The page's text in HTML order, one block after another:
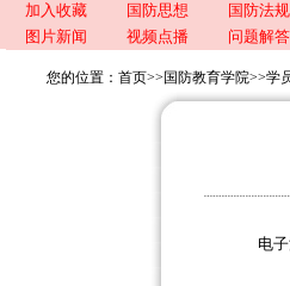
加入收藏
国防思想 国防法规
图片新闻
视频点播 问题解答
您的位置： 首页>> 国防教育学院>>学
电